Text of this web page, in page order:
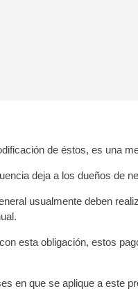
de éstos, es una
deja a los dueños de
usualmente deben
esta obligación, estos
en que se aplique a este